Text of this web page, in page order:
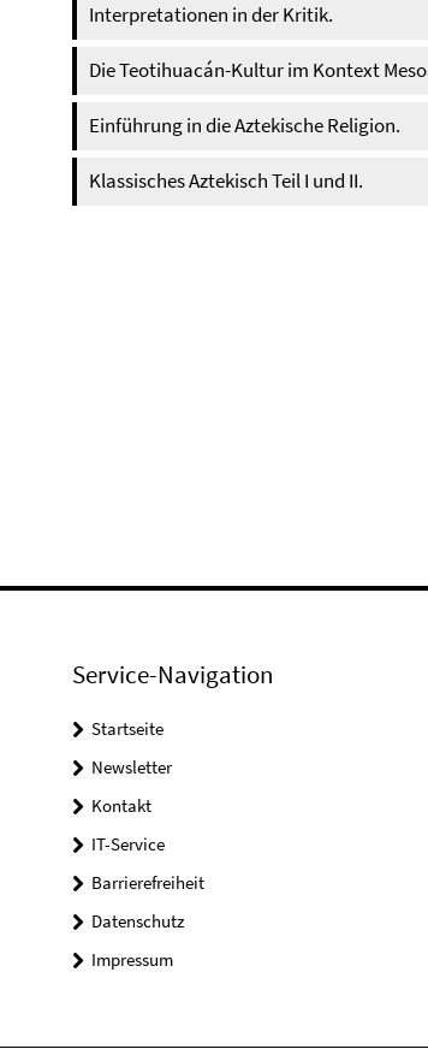
Interpretationen in der Kritik.
Die Teotihuacán-Kultur im Kontext
Einführung in die Aztekische Religion.
Klassisches Aztekisch Teil I und II.
Service-Navigation
Startseite
Newsletter
Kontakt
IT-Service
Barrierefreiheit
Datenschutz
Impressum